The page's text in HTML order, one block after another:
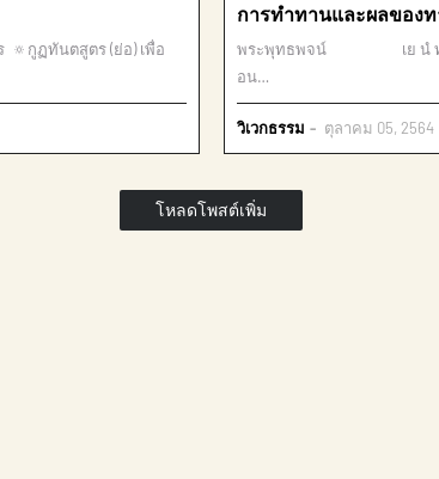
กูฏทันตสูตร (ย่อ) เพื่อ
การทำทานและผลของ
พระพุทธพจน์ เย นํ ททนฺติ
อน…
วิเวกธรรม ตุลาคม 05, 2564
โหลดโพสต์เพิ่ม